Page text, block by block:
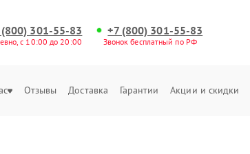
(800) 301-55-83
с 10:00 до 20:00
+7 (800) 301-55-83
Звонок бесплатный по РФ
Отзывы Доставка Гарантии Акции и скидки